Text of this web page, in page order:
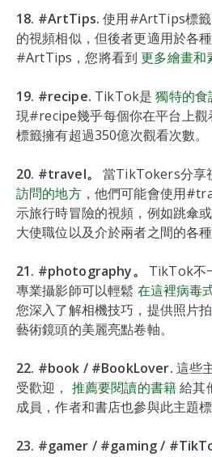
18. #ArtTips. 使用#ArtTips標
的視頻相似，但後者更適用於各
#ArtTips，您將看到更多繪畫和
19. #recipe. TikTok是獨特的食
現#recipe幾乎每個你在平台上觀
標籤擁有超過350億次觀看次數。
20. #travel。 當TikTokers分享
訪問的地方，他們可能會使用
示旅行時冒險的視頻，例如跳傘
大使職位以及介於兩者之間的各種
21. #photography。
TikTok不
專業攝影師可以輕鬆 在這裡病毒
您深入了解相機技巧，提供照片
藝術鏡頭的美麗亮點卷軸。
22. #book / #BookLover. 這些
受歡迎， 推薦要閱讀的書籍給其
成員，作者和書店也參與此主題標
23. #gamer / #gaming /